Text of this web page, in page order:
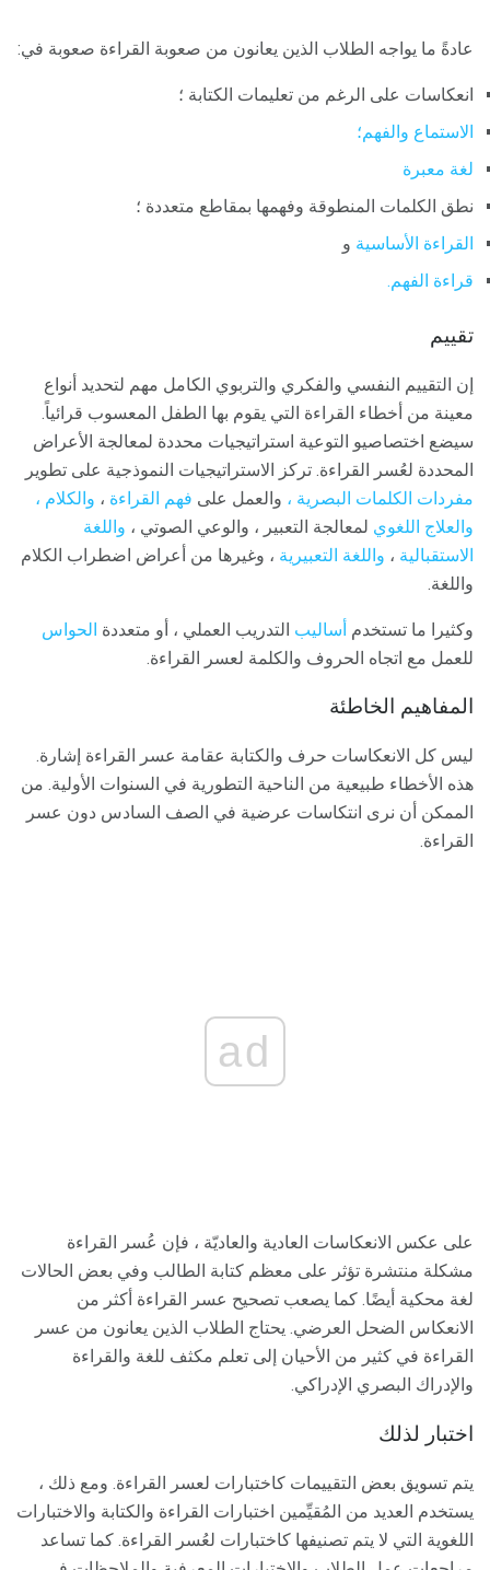
عادةً ما يواجه الطلاب الذين يعانون من صعوبة القراءة صعوبة في:
انعكاسات على الرغم من تعليمات الكتابة ؛
الاستماع والفهم؛
لغة معبرة
نطق الكلمات المنطوقة وفهمها بمقاطع متعددة ؛
القراءة الأساسية و
قراءة الفهم.
تقييم
إن التقييم النفسي والفكري والتربوي الكامل مهم لتحديد أنواع
معينة من أخطاء القراءة التي يقوم بها الطفل المعسوب قرائياً.
سيضع اختصاصيو التوعية استراتيجيات محددة لمعالجة الأعراض
المحددة لعُسر القراءة. تركز الاستراتيجيات النموذجية على تطوير
مفردات الكلمات البصرية ، والعمل على فهم القراءة ، والكلام ،
والعلاج اللغوي لمعالجة التعبير ، والوعي الصوتي ، واللغة
الاستقبالية ، واللغة التعبيرية ، وغيرها من أعراض اضطراب الكلام
واللغة.
وكثيرا ما تستخدم أساليب التدريب العملي ، أو متعددة الحواس
للعمل مع اتجاه الحروف والكلمة لعسر القراءة.
المفاهيم الخاطئة
ليس كل الانعكاسات حرف والكتابة عقامة عسر القراءة إشارة.
هذه الأخطاء طبيعية من الناحية التطورية في السنوات الأولية. من
الممكن أن نرى انتكاسات عرضية في الصف السادس دون عسر
القراءة.
ad
على عكس الانعكاسات العادية والعاديّة ، فإن عُسر القراءة
مشكلة منتشرة تؤثر على معظم كتابة الطالب وفي بعض الحالات
لغة محكية أيضًا. كما يصعب تصحيح عسر القراءة أكثر من
الانعكاس الضحل العرضي. يحتاج الطلاب الذين يعانون من عسر
القراءة في كثير من الأحيان إلى تعلم مكثف للغة والقراءة
والإدراك البصري الإدراكي.
اختبار لذلك
يتم تسويق بعض التقييمات كاختبارات لعسر القراءة. ومع ذلك ،
يستخدم العديد من المُقيِّمين اختبارات القراءة والكتابة والاختبارات
اللغوية التي لا يتم تصنيفها كاختبارات لعُسر القراءة. كما تساعد